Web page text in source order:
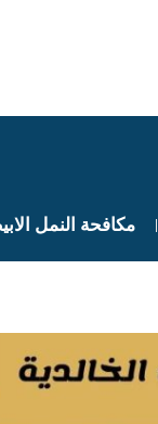
مكافحة النمل